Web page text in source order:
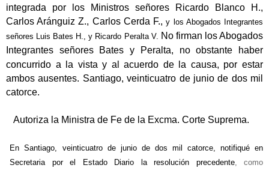
integrada por los Ministros señores Ricardo Blanco H.,
Carlos Aránguiz Z., Carlos Cerda F.,y los Abogados Integrantes
señores Luis Bates H., y Ricardo Peralta V. No firman los Abogados
Integrantes señores Bates y Peralta,
no obstante haber
concurrido a la vista y al acuerdo de la causa, por estar
ambos ausentes. Santiago, veinticuatro de junio de dos mil
catorce.
Autoriza la Ministra de Fe de la Excma. Corte Suprema.
En Santiago, veinticuatro de junio de dos mil catorce, notifiqué en
Secretaria por el Estado Diario la resolución precedente, como